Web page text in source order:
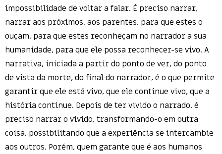
impossibilidade de voltar a falar. É preciso narrar,
narrar aos próximos, aos parentes, para que estes o
ouçam, para que estes reconheçam no narrador a sua
humanidade, para que ele possa reconhecer-se vivo. A
narrativa, iniciada a partir do ponto de ver, do ponto
de vista da morte, do final do narrador, é o que permite
garantir que ele está vivo, que ele continue vivo, que a
história continue. Depois de ter vivido o narrado, é
preciso narrar o vivido, transformando-o em outra
coisa, possibilitando que a experiência se intercambie
aos outros. Porém, quem garante que é aos humanos